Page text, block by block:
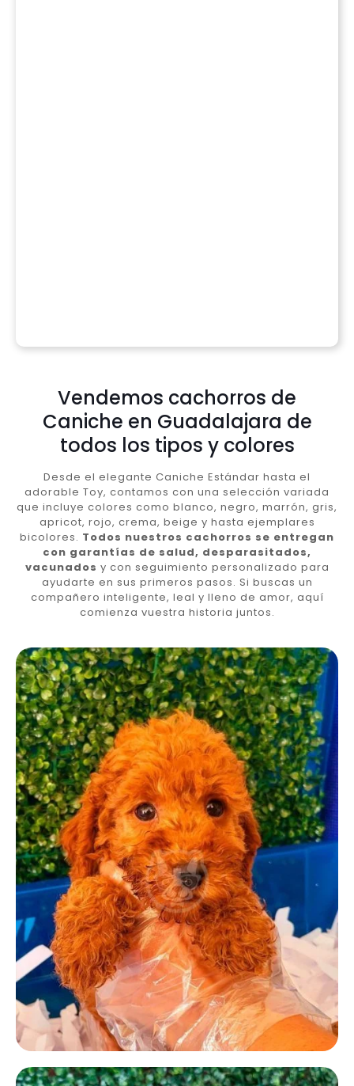
Vendemos cachorros de
Caniche en Guadalajara de
todos los tipos y colores
Desde el elegante Caniche Estándar hasta el
adorable Toy, contamos con una selección variada
que incluye colores como blanco, negro, marrón, gris,
apricot, rojo, crema, beige y hasta ejemplares
bicolores. Todos nuestros cachorros se entregan
con garantías de salud, desparasitados,
vacunados y con seguimiento personalizado para
ayudarte en sus primeros pasos. Si buscas un
compañero inteligente, leal y lleno de amor, aquí
comienza vuestra historia juntos.